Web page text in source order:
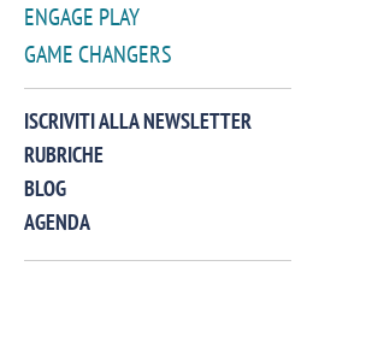
ENGAGE PLAY
GAME CHANGERS
ISCRIVITI ALLA NEWSLETTER
RUBRICHE
BLOG
AGENDA